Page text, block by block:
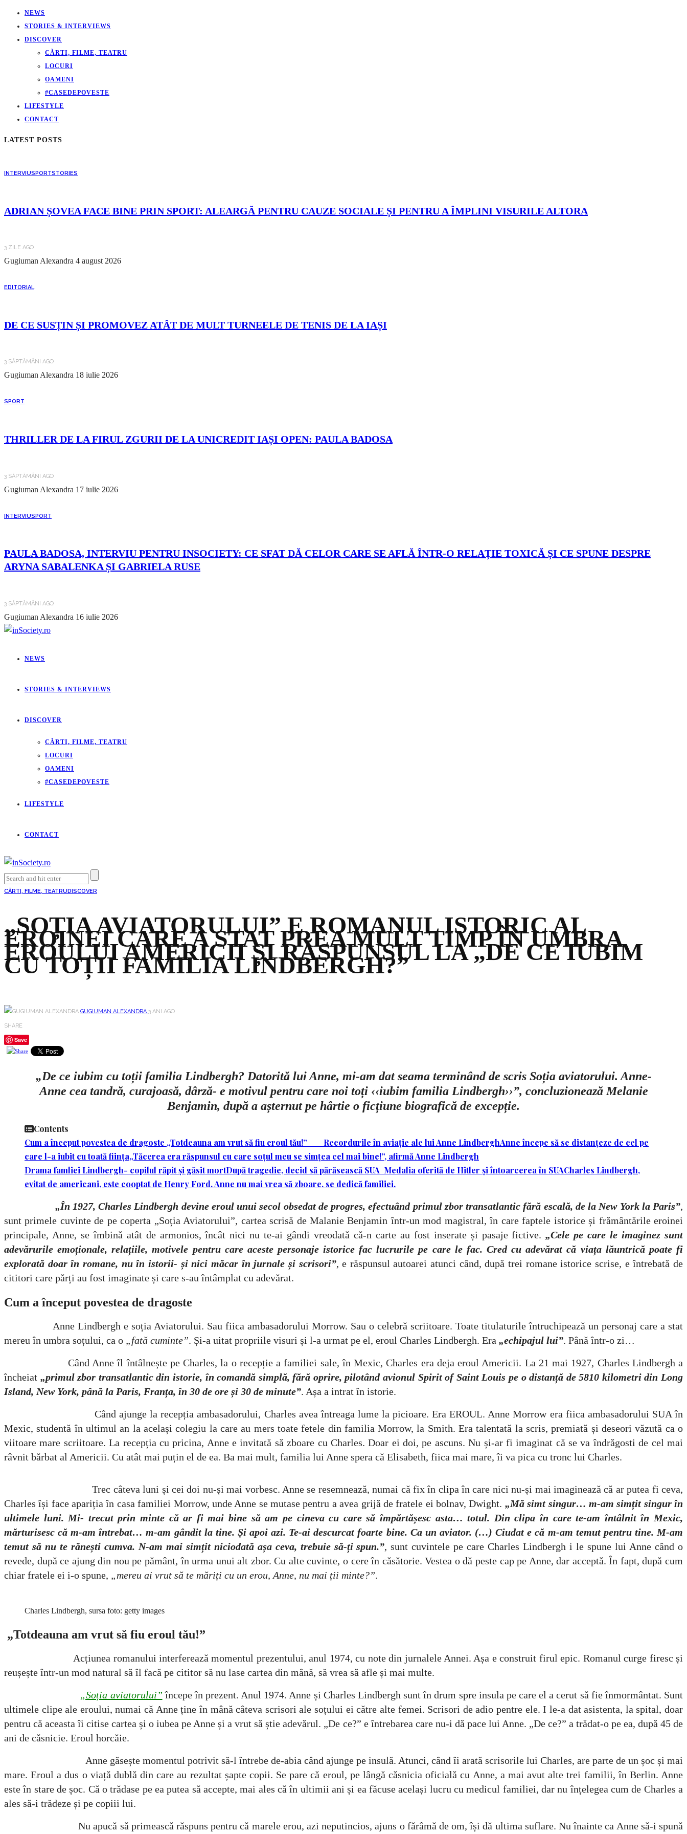
NEWS
STORIES & INTERVIEWS
DISCOVER
CĂRTI, FILME, TEATRU
LOCURI
OAMENI
#CASEDEPOVESTE
LIFESTYLE
CONTACT
LATEST POSTS
INTERVIUSPORTSTORIES
ADRIAN ȘOVEA FACE BINE PRIN SPORT: ALEARGĂ PENTRU CAUZE SOCIALE ȘI PENTRU A ÎMPLINI VISURILE ALTORA
3 ZILE AGO
Gugiuman Alexandra 4 august 2026
EDITORIAL
DE CE SUSȚIN ȘI PROMOVEZ ATÂT DE MULT TURNEELE DE TENIS DE LA IAȘI
3 SĂPTĂMÂNI AGO
Gugiuman Alexandra 18 iulie 2026
SPORT
THRILLER DE LA FIRUL ZGURII DE LA UNICREDIT IAȘI OPEN: PAULA BADOSA
3 SĂPTĂMÂNI AGO
Gugiuman Alexandra 17 iulie 2026
INTERVIUSPORT
PAULA BADOSA, INTERVIU PENTRU INSOCIETY: CE SFAT DĂ CELOR CARE SE AFLĂ ÎNTR-O RELAȚIE TOXICĂ ȘI CE SPUNE DESPRE
ARYNA SABALENKA ȘI GABRIELA RUSE
3 SĂPTĂMÂNI AGO
Gugiuman Alexandra 16 iulie 2026
NEWS
STORIES & INTERVIEWS
DISCOVER
CĂRTI, FILME, TEATRU
LOCURI
OAMENI
#CASEDEPOVESTE
LIFESTYLE
CONTACT
CĂRTI, FILME, TEATRUDISCOVER
„SOȚIA AVIATORULUI” E ROMANUL ISTORIC AL
EROINEI CARE A STAT PREA MULT TIMP ÎN UMBRA
EROULUI AMERICII ȘI RĂSPUNSUL LA „DE CE IUBIM
CU TOȚII FAMILIA LINDBERGH?”
GUGIUMAN ALEXANDRA3 ANI AGO
SHARE
Save
„De ce iubim cu toții familia Lindbergh? Datorită lui Anne, mi-am dat seama terminând de scris Soția aviatorului. Anne-
Anne cea tandră, curajoasă, dârză- e motivul pentru care noi toți ‹‹iubim familia Lindbergh››”, concluzionează Melanie
Benjamin, după a așternut pe hârtie o ficțiune biografică de excepție.
Contents
Cum a început povestea de dragoste „Totdeauna am vrut să fiu eroul tău!” Recordurile în aviație ale lui Anne LindberghAnne începe să se distanțeze de cel pe
care l-a iubit cu toată ființa„Tăcerea era răspunsul cu care soțul meu se simțea cel mai bine!”, afirmă Anne Lindbergh
Drama famliei Lindbergh- copilul răpit și găsit mortDupă tragedie, decid să părăsească SUA Medalia oferită de Hitler și întoarcerea în SUACharles Lindbergh,
evitat de americani, este cooptat de Henry Ford. Anne nu mai vrea să zboare, se dedică familiei.
„În 1927, Charles Lindbergh devine eroul unui secol obsedat de progres, efectuând primul zbor transatlantic fără escală, de la New York la Paris”,
sunt primele cuvinte de pe coperta „Soția Aviatorului”, cartea scrisă de Malanie Benjamin într-un mod magistral, în care faptele istorice și frământările eroinei
principale, Anne, se îmbină atât de armonios, încât nici nu te-ai gândi vreodată că-n carte au fost inserate și pasaje fictive.„Cele pe care le imaginez sunt
adevărurile emoționale, relațiile, motivele pentru care aceste personaje istorice fac lucrurile pe care le fac. Cred cu adevărat că viața lăuntrică poate fi
explorată doar în romane, nu în istorii- și nici măcar în jurnale și scrisori”, e răspunsul autoarei atunci când, după trei romane istorice scrise, e întrebată de
cititori care părți au fost imaginate și care s-au întâmplat cu adevărat.
Cum a început povestea de dragoste
Anne Lindbergh e soția Aviatorului. Sau fiica ambasadorului Morrow. Sau o celebră scriitoare. Toate titulaturile întruchipează un personaj care a stat
mereu în umbra soțului, ca o „fată cuminte”. Și-a uitat propriile visuri și l-a urmat pe el, eroul Charles Lindbergh. Era „echipajul lui”. Până într-o zi…
Când Anne îl întâlnește pe Charles, la o recepție a familiei sale, în Mexic, Charles era deja eroul Americii. La 21 mai 1927, Charles Lindbergh a
încheiat „primul zbor transatlantic din istorie, în comandă simplă, fără oprire, pilotând avionul Spirit of Saint Louis pe o distanță de 5810 kilometri din Long
Island, New York, până la Paris, Franța, în 30 de ore și 30 de minute”. Așa a intrat în istorie.
Când ajunge la recepția ambasadorului, Charles avea întreaga lume la picioare. Era EROUL. Anne Morrow era fiica ambasadorului SUA în
Mexic, studentă în ultimul an la același colegiu la care au mers toate fetele din familia Morrow, la Smith. Era talentată la scris, premiată și deseori văzută ca o
viitoare mare scriitoare. La recepția cu pricina, Anne e invitată să zboare cu Charles. Doar ei doi, pe ascuns. Nu și-ar fi imaginat că se va îndrăgosti de cel mai
râvnit bărbat al Americii. Cu atât mai puțin el de ea. Ba mai mult, familia lui Anne spera că Elisabeth, fiica mai mare, îi va pica cu tronc lui Charles.
Trec câteva luni și cei doi nu-și mai vorbesc. Anne se resemnează, numai că fix în clipa în care nici nu-și mai imaginează că ar putea fi ceva,
Charles își face apariția în casa familiei Morrow, unde Anne se mutase pentru a avea grijă de fratele ei bolnav, Dwight. „Mă simt singur… m-am simțit singur în
ultimele luni. Mi- trecut prin minte că ar fi mai bine să am pe cineva cu care să împărtășesc asta… totul. Din clipa în care te-am întâlnit în Mexic,
mărturisesc că m-am întrebat… m-am gândit la tine. Și apoi azi. Te-ai descurcat foarte bine. Ca un aviator. (…) Ciudat e că m-am temut pentru tine. M-am
temut să nu te rănești cumva. N-am mai simțit niciodată așa ceva, trebuie să-ți spun.”, sunt cuvintele pe care Charles Lindbergh i le spune lui Anne când o
revede, după ce ajung din nou pe pământ, în urma unui alt zbor. Cu alte cuvinte, o cere în căsătorie. Vestea o dă peste cap pe Anne, dar acceptă. În fapt, după cum
chiar fratele ei i-o spune, „mereu ai vrut să te măriți cu un erou, Anne, nu mai ții minte?”.
Charles Lindbergh, sursa foto: getty images
„Totdeauna am vrut să fiu eroul tău!”
Acțiunea romanului interferează momentul prezentului, anul 1974, cu note din jurnalele Annei. Așa e construit firul epic. Romanul curge firesc și
reușește într-un mod natural să îl facă pe cititor să nu lase cartea din mână, să vrea să afle și mai multe.
„Soția aviatorului” începe în prezent. Anul 1974. Anne și Charles Lindbergh sunt în drum spre insula pe care el a cerut să fie înmormântat. Sunt
ultimele clipe ale eroului, numai că Anne ține în mână câteva scrisori ale soțului ei către alte femei. Scrisori de adio pentre ele. I le-a dat asistenta, la spital, doar
pentru că aceasta îi citise cartea și o iubea pe Anne și a vrut să știe adevărul. „De ce?” e întrebarea care nu-i dă pace lui Anne. „De ce?” a trădat-o pe ea, după 45 de
ani de căsnicie. Eroul horcăie.
Anne găsește momentul potrivit să-l întrebe de-abia când ajunge pe insulă. Atunci, când îi arată scrisorile lui Charles, are parte de un șoc și mai
mare. Eroul a dus o viață dublă din care au rezultat șapte copii. Se pare că eroul, pe lângă căsnicia oficială cu Anne, a mai avut alte trei familii, în Berlin. Anne
este în stare de șoc. Că o trădase pe ea putea să accepte, mai ales că în ultimii ani și ea făcuse același lucru cu medicul familiei, dar nu înțelegea cum de Charles a
ales să-i trădeze și pe copiii lui.
Nu apucă să primească răspuns pentru că marele erou, azi neputincios, ajuns o fărâmă de om, își dă ultima suflare. Nu înainte ca Anne să-i spună